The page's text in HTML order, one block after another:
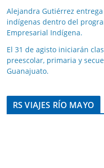
Alejandra Gutiérrez
indígenas dentro del
Empresarial Indígena.
El 31 de agisto iniciarán
preescolar, primaria y
Guanajuato.
RS VIAJES RÍO MAYO